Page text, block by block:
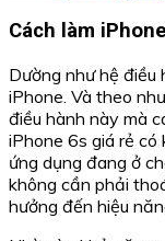
Cách làm
Dường như hệ điều
iPhone. Và theo
điều hành này mà
iPhone 6s giá rẻ
ứng dụng đang ở
không cần phải
hưởng đến hiệu